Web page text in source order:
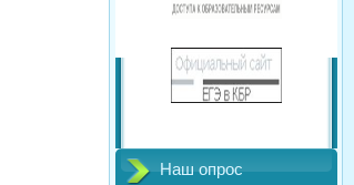
Наш опрос